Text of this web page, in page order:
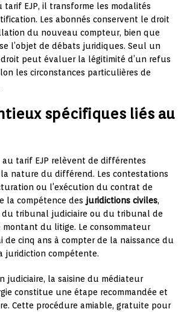
EJP, il transforme les modalités
Les abonnés conservent le droit
du nouveau compteur, bien que
l’objet de débats juridiques. Seul un
peut évaluer la légitimité d’un refus
les circonstances particulières de
spécifiques liés au
tarif EJP relèvent de différentes
nature du différend. Les contestations
ou l’exécution du contrat de
la compétence des juridictions civiles,
du tribunal judiciaire ou du tribunal de
montant du litige. Le consommateur
de cinq ans à compter de la naissance du
juridiction compétente.
judiciaire, la saisine du médiateur
constitue une étape recommandée et
Cette procédure amiable, gratuite pour